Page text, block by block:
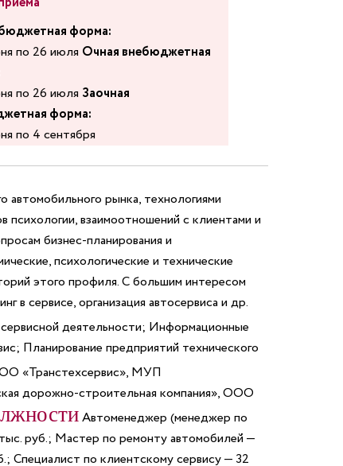
форма:
по 26 июля Очная внебюджетная
по 26 июля Заочная
форма:
по 4 сентября
автомобильного рынка, технологиями
взаимоотношений с клиентами и
бизнес-планирования и
психологические и технические
этого профиля. С большим интересом
в сервисе, организация автосервиса и др.
деятельности; Информационные
Планирование предприятий технического
«Транстехсервис», МУП
дорожно-строительная компания», ООО
Автоменеджер (менеджер по
руб.; Мастер по ремонту автомобилей —
Специалист по клиентскому сервису — 32